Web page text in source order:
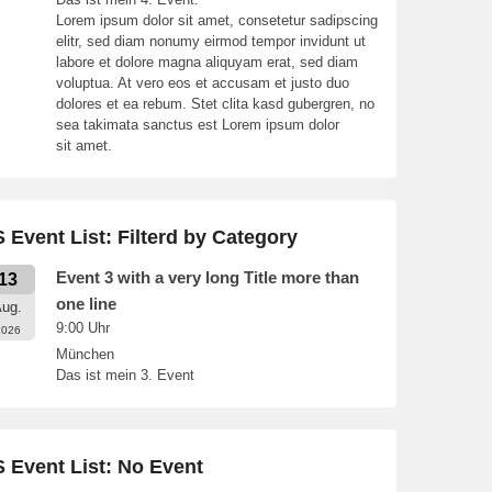
Lorem ipsum dolor sit amet, consetetur sadipscing
elitr, sed diam nonumy eirmod tempor invidunt ut
labore et dolore magna aliquyam erat, sed diam
voluptua. At vero eos et accusam et justo duo
dolores et ea rebum. Stet clita kasd gubergren, no
sea takimata sanctus est Lorem ipsum dolor
sit amet.
Event List: Filterd by Category
13
Event 3 with a very long Title more than
one line
9:00 Uhr
München
Das ist mein 3. Event
Event List: No Event